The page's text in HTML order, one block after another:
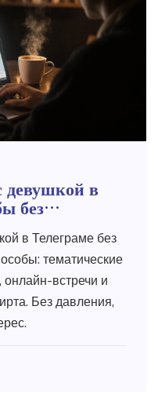
девушкой в
без
в Телеграме без
тематические
встречи и
Без давления,